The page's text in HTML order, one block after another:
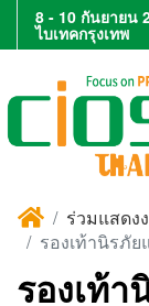
8 - 10 กันยายน
ไบเทคกรุงเทพ
ร่วมแสดง
รองเท้านิรภั
รองเท้